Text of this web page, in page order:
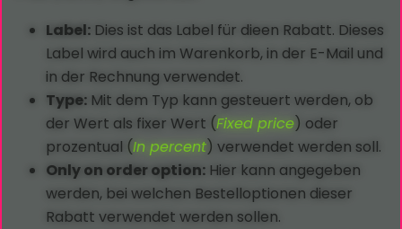
Label: Dies ist das Label für dieen Rabatt. Dieses
Label wird auch im Warenkorb, in der E-Mail und
in der Rechnung verwendet.
Type: Mit dem Typ kann gesteuert werden, ob
der Wert als fixer Wert (Fixed price) oder
prozentual (In percent) verwendet werden soll.
Only on order option: Hier kann angegeben
werden, bei welchen Bestelloptionen dieser
Rabatt verwendet werden sollen.